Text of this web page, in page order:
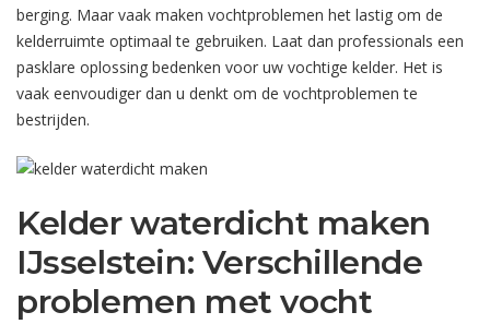
berging. Maar vaak maken vochtproblemen het lastig om de
kelderruimte optimaal te gebruiken. Laat dan professionals een
pasklare oplossing bedenken voor uw vochtige kelder. Het is
vaak eenvoudiger dan u denkt om de vochtproblemen te
bestrijden.
Kelder waterdicht maken
IJsselstein: Verschillende
problemen met vocht